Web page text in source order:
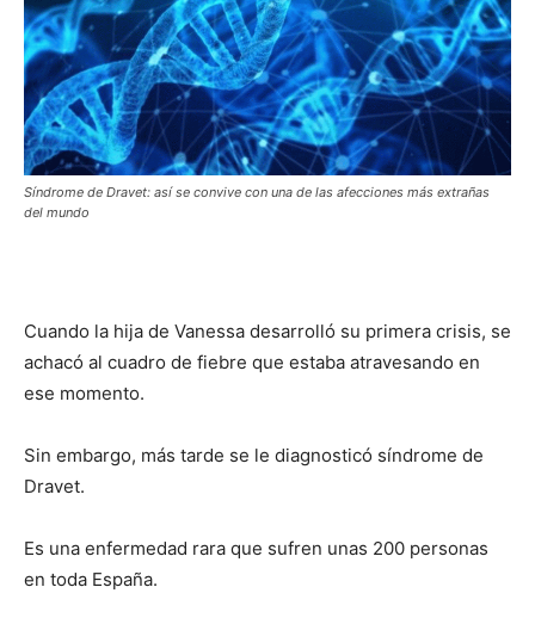
Síndrome de Dravet: así se convive con una de las afecciones más extrañas
del mundo
Cuando la hija de Vanessa desarrolló su primera crisis, se
achacó al cuadro de fiebre que estaba atravesando en
ese momento.
Sin embargo, más tarde se le diagnosticó síndrome de
Dravet.
Es una enfermedad rara que sufren unas 200 personas
en toda España.